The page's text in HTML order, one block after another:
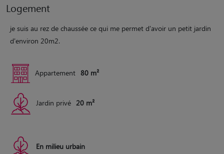
Logement
je suis au rez de chaussée ce qui me permet d'avoir un petit jardin
d'environ 20m2.
Appartement 80 m²
Jardin privé 20 m²
En milieu urbain